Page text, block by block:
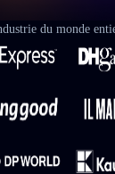
du monde